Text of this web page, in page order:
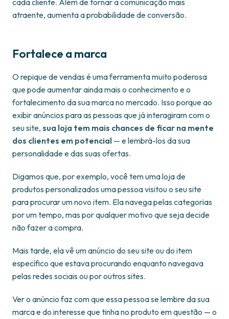
cada cliente. Além de tornar a comunicação mais
atraente, aumenta a probabilidade de conversão.
Fortalece a marca
O repique de vendas é uma ferramenta muito poderosa
que pode aumentar ainda mais o conhecimento e o
fortalecimento da sua marca no mercado. Isso porque ao
exibir anúncios para as pessoas que já interagiram com o
seu site, sua loja tem mais chances de ficar na mente
dos clientes em potencial — e lembrá-los da sua
personalidade e das suas ofertas.
Digamos que, por exemplo, você tem uma loja de
produtos personalizados uma pessoa visitou o seu site
para procurar um novo item. Ela navega pelas categorias
por um tempo, mas por qualquer motivo que seja decide
não fazer a compra.
Mais tarde, ela vê um anúncio do seu site ou do item
específico que estava procurando enquanto navegava
pelas redes sociais ou por outros sites.
Ver o anúncio faz com que essa pessoa se lembre da sua
marca e do interesse que tinha no produto em questão — o